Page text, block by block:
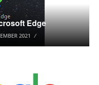
Edge
2021